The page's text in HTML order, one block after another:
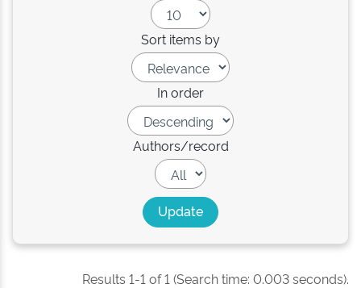
Sort items by
In order
Authors/record
Results 1-1 of 1 (Search time: 0.003 seconds).